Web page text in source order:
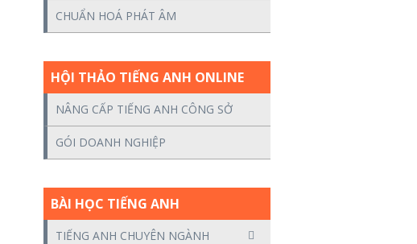
CHUẨN HOÁ PHÁT ÂM
HỘI THẢO TIẾNG ANH ONLINE
NÂNG CẤP TIẾNG ANH CÔNG SỞ
GÓI DOANH NGHIỆP
BÀI HỌC TIẾNG ANH
TIẾNG ANH CHUYÊN NGÀNH